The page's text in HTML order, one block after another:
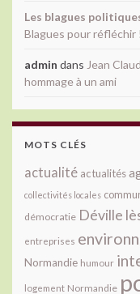
Les blagues
Blagues pour réfléchir
admin dans Jean
hommage à un ami
MOTS CLÉS
actualité actualités
collectivités locales
démocratie Déville
entreprises
Normandie humour
logement Normandie